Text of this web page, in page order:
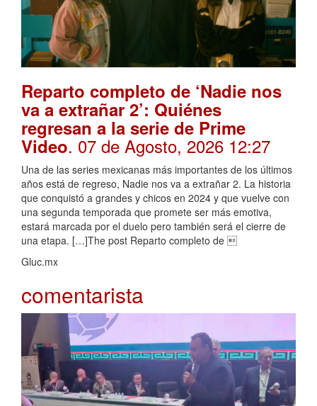
Reparto completo de ‘Nadie nos
va a extrañar 2’: Quiénes
regresan a la serie de Prime
Video. 07 de Agosto, 2026 12:27
Una de las series mexicanas más importantes de los últimos
años está de regreso, Nadie nos va a extrañar 2. La historia
que conquistó a grandes y chicos en 2024 y que vuelve con
una segunda temporada que promete ser más emotiva,
estará marcada por el duelo pero también será el cierre de
una etapa. […]The post Reparto completo de 
Gluc.mx
comentarista